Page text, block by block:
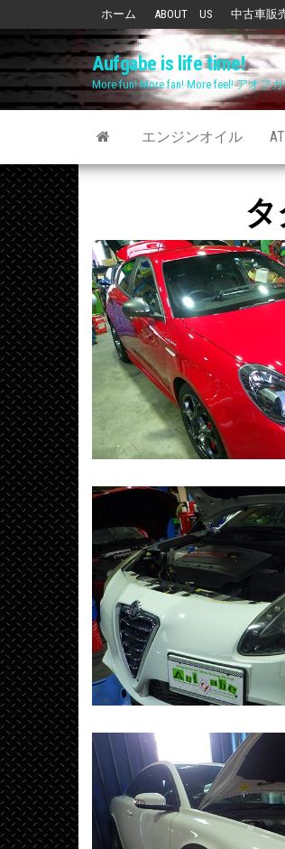
the
content
ホーム ABOUT US 中古車販
Aufgabe is life time!
More fun! More fan! More feel! アオフ
エンジンオイル